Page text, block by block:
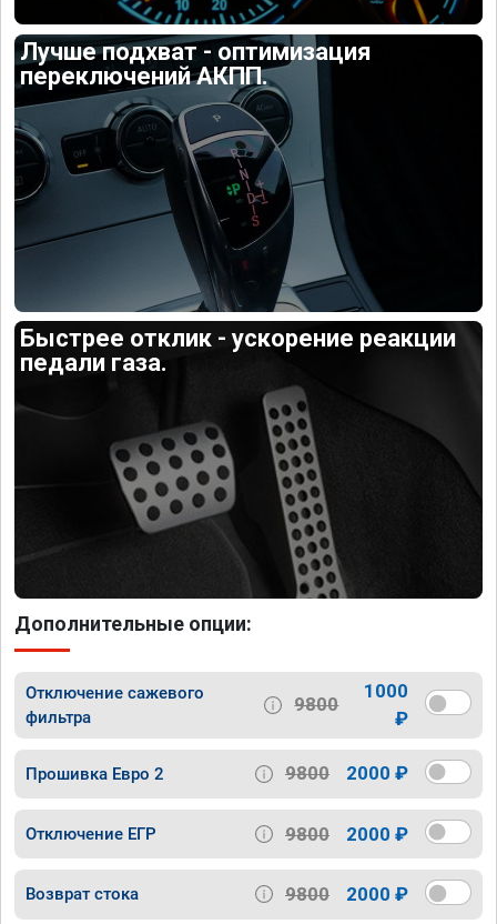
Лучше подхват - оптимизация
переключений АКПП.
Быстрее отклик - ускорение реакции
педали газа.
Дополнительные опции:
Отключение сажевого
фильтра
9800
1000
₽
Прошивка Евро 2 9800 2000 ₽
Отключение ЕГР 9800 2000 ₽
Возврат стока 9800 2000 ₽